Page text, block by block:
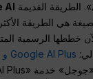
الطريقة القديمة AI
هي الطريقة
الرسمية